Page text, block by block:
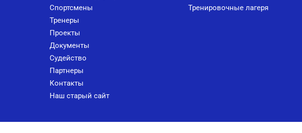
Спортсмены
Тренеры
Проекты
Документы
Судейство
Партнеры
Контакты
Наш старый сайт
Тренировочные лагеря